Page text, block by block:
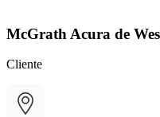
McGrath Acura de
Cliente